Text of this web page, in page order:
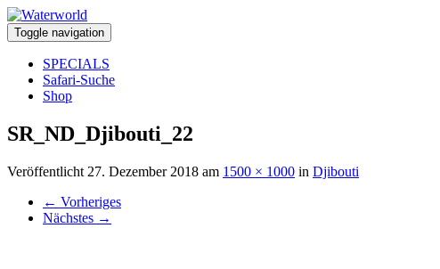
Toggle navigation
SPECIALS
Safari-Suche
Shop
SR_ND_Djibouti_22
Veröffentlicht 27. Dezember 2018 am 1500 × 1000 in Djibouti
← Vorheriges
Nächstes →